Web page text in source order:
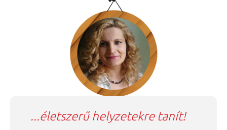
...életszerű helyzetekre tanít!